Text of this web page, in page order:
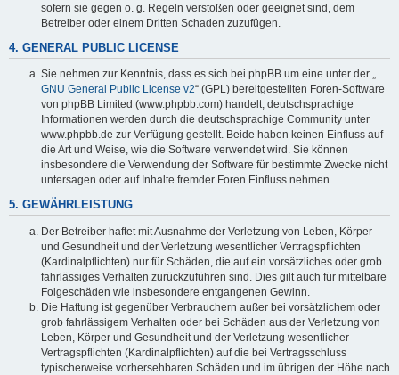
sofern sie gegen o. g. Regeln verstoßen oder geeignet sind, dem
Betreiber oder einem Dritten Schaden zuzufügen.
4. GENERAL PUBLIC LICENSE
Sie nehmen zur Kenntnis, dass es sich bei phpBB um eine unter der „
GNU General Public License v2“ (GPL) bereitgestellten Foren-Software
von phpBB Limited (www.phpbb.com) handelt; deutschsprachige
Informationen werden durch die deutschsprachige Community unter
www.phpbb.de zur Verfügung gestellt. Beide haben keinen Einfluss auf
die Art und Weise, wie die Software verwendet wird. Sie können
insbesondere die Verwendung der Software für bestimmte Zwecke nicht
untersagen oder auf Inhalte fremder Foren Einfluss nehmen.
5. GEWÄHRLEISTUNG
Der Betreiber haftet mit Ausnahme der Verletzung von Leben, Körper
und Gesundheit und der Verletzung wesentlicher Vertragspflichten
(Kardinalpflichten) nur für Schäden, die auf ein vorsätzliches oder grob
fahrlässiges Verhalten zurückzuführen sind. Dies gilt auch für mittelbare
Folgeschäden wie insbesondere entgangenen Gewinn.
Die Haftung ist gegenüber Verbrauchern außer bei vorsätzlichem oder
grob fahrlässigem Verhalten oder bei Schäden aus der Verletzung von
Leben, Körper und Gesundheit und der Verletzung wesentlicher
Vertragspflichten (Kardinalpflichten) auf die bei Vertragsschluss
typischerweise vorhersehbaren Schäden und im übrigen der Höhe nach